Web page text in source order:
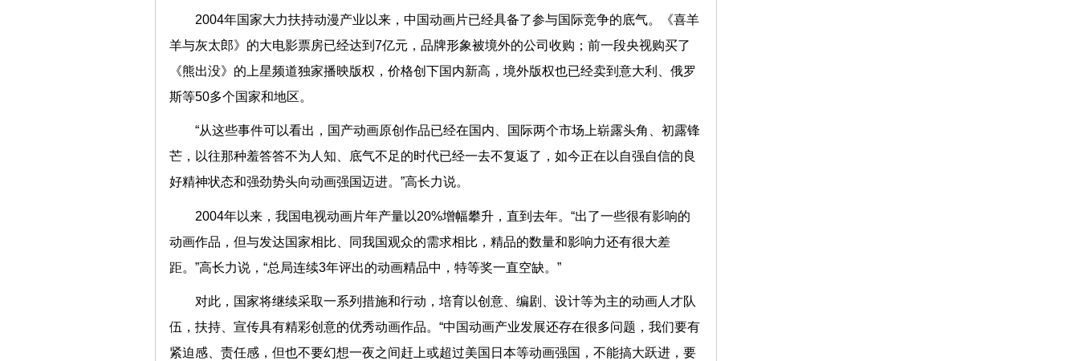
2004年国家大力扶持动漫产业以来，中国动画片已经具备了参与国际竞争的底气。《喜羊
羊与灰太郎》的大电影票房已经达到7亿元，品牌形象被境外的公司收购；前一段央视购买了
《熊出没》的上星频道独家播映版权，价格创下国内新高，境外版权也已经卖到意大利、俄罗
斯等50多个国家和地区。
“从这些事件可以看出，国产动画原创作品已经在国内、国际两个市场上崭露头角、初露锋
芒，以往那种羞答答不为人知、底气不足的时代已经一去不复返了，如今正在以自强自信的良
好精神状态和强劲势头向动画强国迈进。”高长力说。
2004年以来，我国电视动画片年产量以20%增幅攀升，直到去年。“出了一些很有影响的
动画作品，但与发达国家相比、同我国观众的需求相比，精品的数量和影响力还有很大差
距。”高长力说，“总局连续3年评出的动画精品中，特等奖一直空缺。”
对此，国家将继续采取一系列措施和行动，培育以创意、编剧、设计等为主的动画人才队
伍，扶持、宣传具有精彩创意的优秀动画作品。“中国动画产业发展还存在很多问题，我们要有
紧迫感、责任感，但也不要幻想一夜之间赶上或超过美国日本等动画强国，不能搞大跃进，要